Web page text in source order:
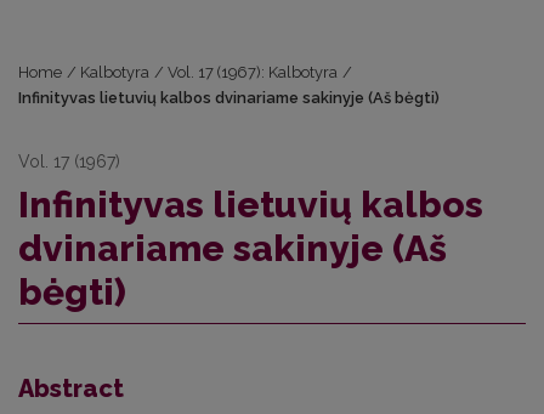
Home / Kalbotyra / Vol. 17 (1967): Kalbotyra /
Infinityvas lietuvių kalbos dvinariame sakinyje (Aš bėgti)
Vol. 17 (1967)
Infinityvas lietuvių kalbos
dvinariame sakinyje (Aš
bėgti)
Abstract